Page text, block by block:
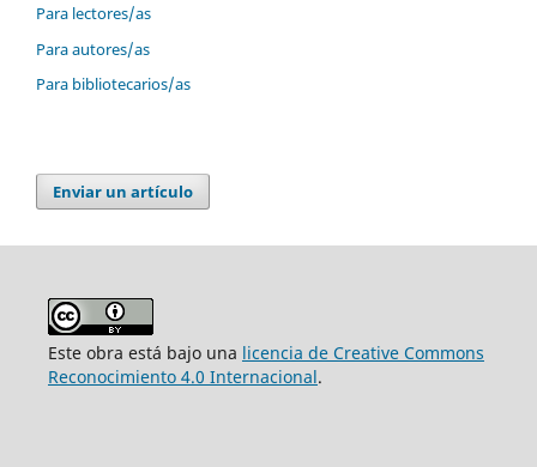
Para lectores/as
Para autores/as
Para bibliotecarios/as
Enviar un artículo
Este obra está bajo una licencia de Creative Commons
Reconocimiento 4.0 Internacional.